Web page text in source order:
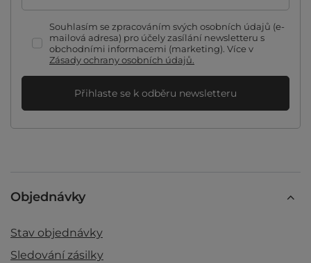
Souhlasím se zpracováním svých osobních údajů (e-
mailová adresa) pro účely zasílání newsletteru s
obchodními informacemi (marketing). Více v
Zásady ochrany osobních údajů.
Přihlaste se k odběru newsletteru
Objednávky
Stav objednávky
Sledování zásilky